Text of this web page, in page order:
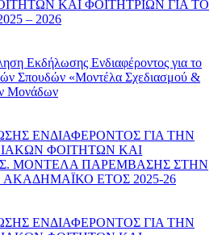
ΚΑΙ ΦΟΙΤΗΤΡΙΩΝ ΓΙΑ ΤΟ
– 2026
Εκδήλωσης Ενδιαφέροντος για το
Σπουδών «Μοντέλα Σχεδιασμού &
Μονάδων
ΕΝΔΙΑΦΕΡΟΝΤΟΣ ΓΙΑ ΤΗΝ
ΦΟΙΤΗΤΩΝ ΚΑΙ
ΜΟΝΤΕΛΑ ΠΑΡΕΜΒΑΣΗΣ ΣΤΗΝ
ΑΚΑΔΗΜΑΪΚΟ ΕΤΟΣ 2025-26
ΕΝΔΙΑΦΕΡΟΝΤΟΣ ΓΙΑ ΤΗΝ